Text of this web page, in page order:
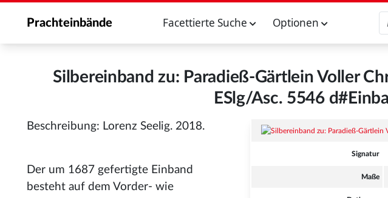
Prachteinbände Facettierte Suche Optionen
Silbereinband zu: Paradieß-Gärtlein Voller
ESlg/Asc. 5546
Signatur
Maße
Beschreibung: Lorenz Seelig. 2018.
Der um 1687 gefertigte Einband
besteht auf dem Vorder- wie